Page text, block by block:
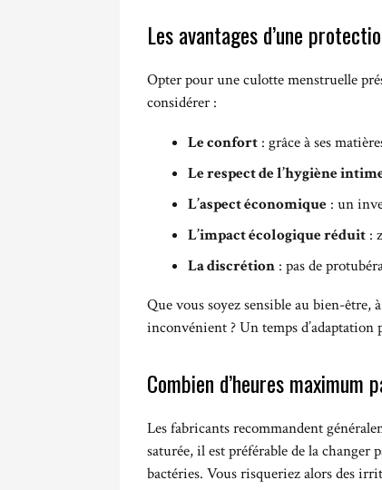
Les avantages d’une
Opter pour une culotte menstruelle
considérer :
Le confort : grâce à ses
Le respect de l’hygiène
L’aspect économique : un
L’impact écologique réduit :
La discrétion : pas de
Que vous soyez sensible au bien-être,
inconvénient ? Un temps
Combien d’heures maximum
Les fabricants recommandent
saturée, il est préférable de la
bactéries. Vous risqueriez alors des